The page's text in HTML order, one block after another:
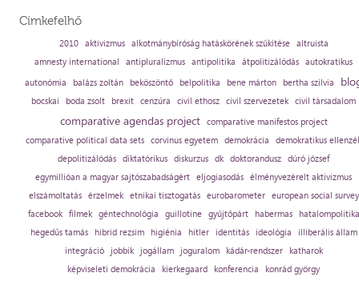
Címkefelhő
2010 aktivizmus alkotmánybíróság hatáskörének szűkítése
altruista
amnesty international
antipluralizmus antipolitika átpolitizálódás autokratikus
autonómia
balázs zoltán beköszöntő belpolitika bene márton bertha szilvia
bocskai boda zsolt brexit cenzúra civil ethosz civil szervezetek civil társadalom
comparative agendas project
comparative manifestos project
comparative political data sets corvinus egyetem demokrácia
demokratikus
depolitizálódás diktatórikus diskurzus dk doktorandusz dúró józsef
egymillióan a magyar sajtószabadságért eljogiasodás élményvezérelt aktivizmus
elszámoltatás
érzelmek etnikai tisztogatás eurobarometer
european social survey
facebook
filmek géntechnológia guillotine gyűjtőpárt habermas
hatalompolitika
hegedűs tamás
hibrid rezsim higiénia hitler identitás ideológia
illiberális állam
integráció
jobbik jogállam joguralom kádár-rendszer
katharok
képviseleti demokrácia
kierkegaard konferencia
konrád györgy